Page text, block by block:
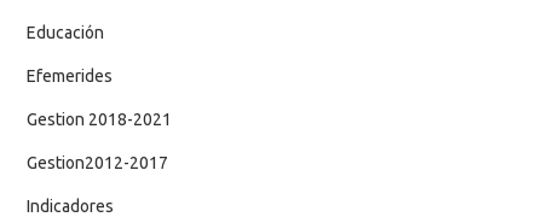
Educación
Efemerides
Gestion 2018-2021
Gestion2012-2017
Indicadores